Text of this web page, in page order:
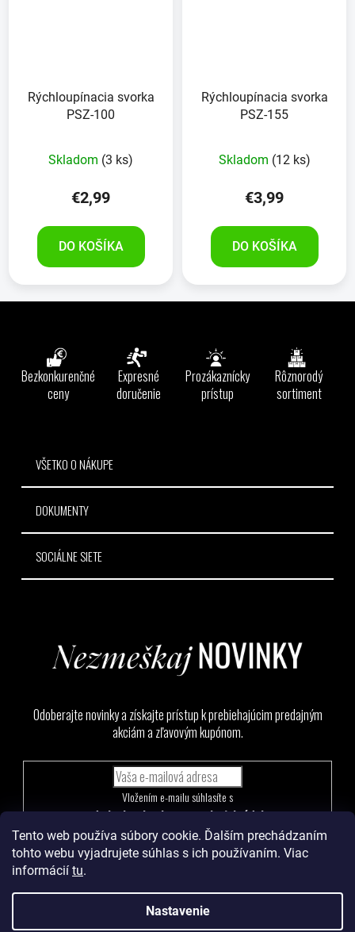
Tento web používa súbory cookie. Ďalším prechádzaním
tohto webu vyjadrujete súhlas s ich používaním. Viac
informácií tu.
Nastavenie
Rýchloupínacia svorka
PSZ-100
Skladom (3 ks)
€2,99
DO KOŠÍKA
Rýchloupínacia svorka
PSZ-155
Skladom (12 ks)
€3,99
DO KOŠÍKA
Bezkonkurenčné
ceny
Expresné
doručenie
Prozákaznícky
prístup
Rôznorodý
sortiment
VŠETKO O NÁKUPE
DOKUMENTY
SOCIÁLNE SIETE
Odoberajte novinky a získajte prístup k prebiehajúcim predajným
akciám a zľavovým kupónom.
podmienkami ochrany osobných údajov
PRIHLÁSIŤ